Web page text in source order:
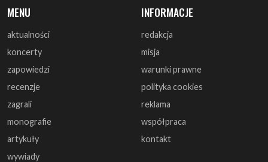
MENU
aktualności
koncerty
zapowiedzi
recenzje
zagrali
monografie
artykuły
wywiady
INFORMACJE
redakcja
misja
warunki prawne
polityka cookies
reklama
współpraca
kontakt